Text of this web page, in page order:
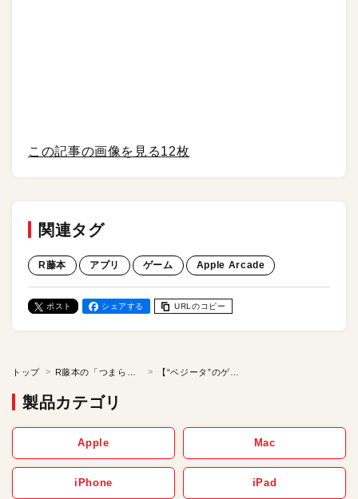
この記事の画像を見る12枚
関連タグ
R藤本 アプリ ゲーム Apple Arcade
ポスト シェアする URLのコピー
トップ 【“ベジータ”のゲームレビュー】時にはやられつつも戦いを重ねて進化していく…まるで戦闘民族サイヤ人のようだ！ Apple Arcadeで「スペースインベーダー インフィニティジーン エボルブ」をプレイ／R藤本の「つまらないゲームなど必要ない！Z」
製品カテゴリ
Apple Mac
iPhone iPad